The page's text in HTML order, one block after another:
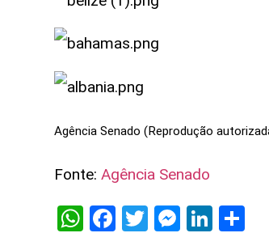
Agência Senado (Reprodução
Fonte: Agência Senado
WhatsApp
Facebook
Twitter